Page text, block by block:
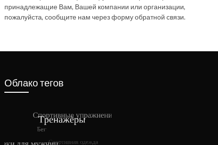
принадлежащие Вам, Вашей компании или организации,
пожалуйста, сообщите нам через форму обратной связи.
Облако тегов